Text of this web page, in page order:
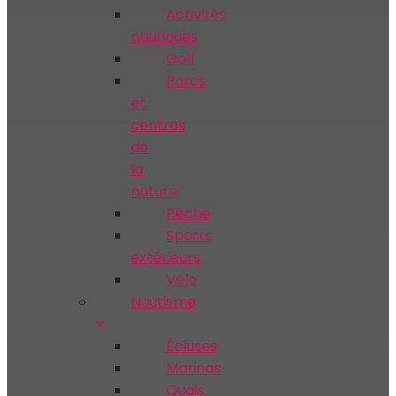
Activités
nautiques
Golf
Parcs
et
centres
de
la
nature
Pêche
Sports
extérieurs
Vélo
Nautisme
Écluses
Marinas
Quais